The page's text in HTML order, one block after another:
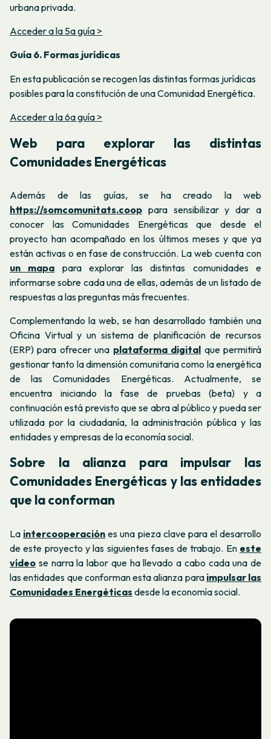
urbana privada.
Acceder a la 5a guía >
Guía 6. Formas jurídicas
En esta publicación se recogen las distintas formas jurídicas
posibles para la constitución de una Comunidad Energética.
Acceder a la 6a guía >
Web para explorar las distintas
Comunidades Energéticas
Además de las guías, se ha creado la web
https://somcomunitats.coop para sensibilizar y dar a
conocer las Comunidades Energéticas que desde el
proyecto han acompañado en los últimos meses y que ya
están activas o en fase de construcción. La web cuenta con
un mapa
para explorar las distintas comunidades e
informarse sobre cada una de ellas, además de un listado de
respuestas a las preguntas más frecuentes.
Complementando la web, se han desarrollado también una
Oficina Virtual y un sistema de planificación de recursos
(ERP) para ofrecer una plataforma digital que permitirá
gestionar tanto la dimensión comunitaria como la energética
de las Comunidades Energéticas. Actualmente, se
encuentra iniciando la fase de pruebas (beta) y a
continuación está previsto que se abra al público y pueda ser
utilizada por la ciudadanía, la administración pública y las
entidades y empresas de la economía social.
Sobre la alianza para impulsar las
Comunidades Energéticas y las entidades
que la conforman
La intercooperación es una pieza clave para el desarrollo
de este proyecto y las siguientes fases de trabajo. En este
vídeo se narra la labor que ha llevado a cabo cada una de
las entidades que conforman esta alianza para impulsar las
Comunidades Energéticas desde la economía social.